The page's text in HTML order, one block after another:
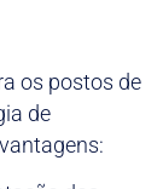
os postos de
de